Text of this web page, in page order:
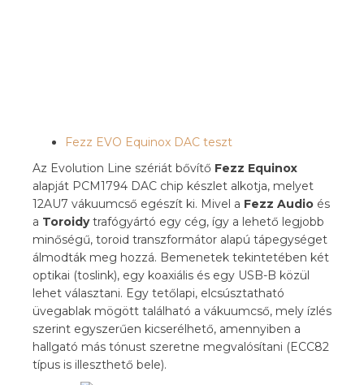
Fezz EVO Equinox DAC teszt
Az Evolution Line szériát bővítő Fezz Equinox
alapját PCM1794 DAC chip készlet alkotja, melyet
12AU7 vákuumcső egészít ki. Mivel a Fezz Audio és
a Toroidytrafógyártó egy cég, így a lehető legjobb
minőségű, toroid transzformátor alapú tápegységet
álmodták meg hozzá. Bemenetek tekintetében két
optikai (toslink), egy koaxiális és egy USB-B közül
lehet választani. Egy tetőlapi, elcsúsztatható
üvegablak mögött található a vákuumcső, mely ízlés
szerint egyszerűen kicserélhető, amennyiben a
hallgató más tónust szeretne megvalósítani (ECC82
típus is illeszthető bele).